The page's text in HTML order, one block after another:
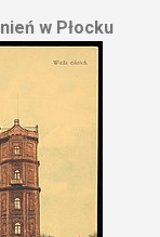
w Płocku